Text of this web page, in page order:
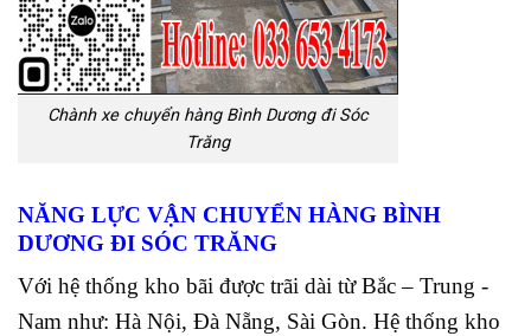
Chành xe chuyển hàng Bình Dương đi Sóc
Trăng
NĂNG LỰC VẬN CHUYỂN HÀNG BÌNH
DƯƠNG ĐI SÓC TRĂNG
Với hệ thống kho bãi được trãi dài từ Bắc – Trung -
Nam như: Hà Nội, Đà Nẵng, Sài Gòn. Hệ thống kho